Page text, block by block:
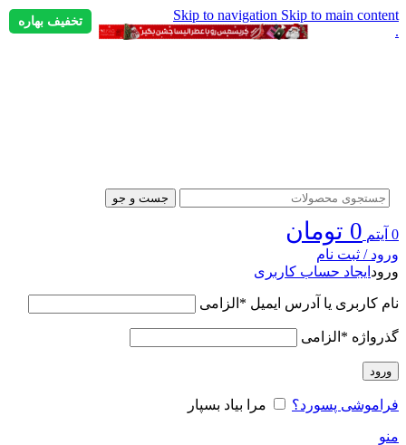
Skip to navigation Skip to main content
.
جست و جو
0 آیتم 0 تومان
ورود / ثبت نام
ورود ایجاد حساب کاربری
نام کاربری یا آدرس ایمیل * الزامی
گذرواژه * الزامی
ورود
فراموشی پسورد؟ مرا بیاد بسپار
منو
تخفیف بهاره